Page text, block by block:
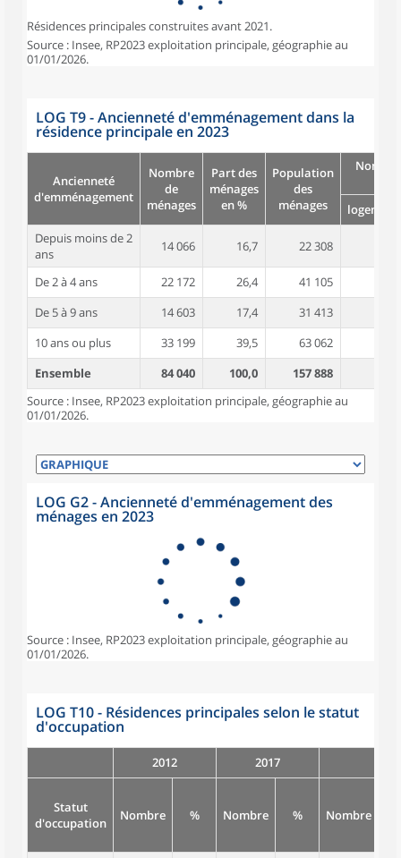
Résidences principales construites avant 2021.
Source : Insee, RP2023 exploitation principale, géographie au
01/01/2026.
LOG T9 - Ancienneté d'emménagement dans la
résidence principale en 2023
Ancienneté
d'emménagement
Nombre
de
ménages
Part des
ménages
en %
Population
des
ménages
logement
Depuis moins de 2
ans
14 066 16,7 22 308
De 2 à 4 ans 22 172 26,4 41 105
De 5 à 9 ans
14 603 17,4 31 413
10 ans ou plus
33 199 39,5 63 062
Ensemble
84 040 100,0 157 888
Source : Insee, RP2023 exploitation principale, géographie au
01/01/2026.
LOG G2 - Ancienneté d'emménagement des
ménages en 2023
Source : Insee, RP2023 exploitation principale, géographie au
01/01/2026.
LOG T10 - Résidences principales selon le statut
d'occupation
2012 2017
Statut
d'occupation
Nombre % Nombre % Nombre